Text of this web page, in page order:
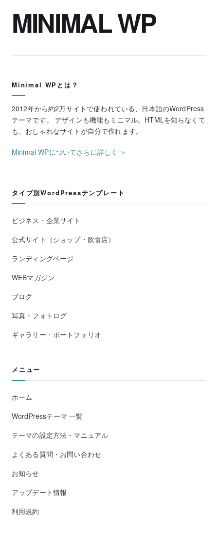
MINIMAL WP
Minimal WPとは？
2012年から約2万サイトで使われている、日本語のWordPress
テーマです。 デザインも機能もミニマル。HTMLを知らなくて
も、おしゃれなサイトが自分で作れます。
Minimal WPについてさらに詳しく ＞
タイプ別WordPressテンプレート
ビジネス・企業サイト
公式サイト（ショップ・飲食店）
ランディングページ
WEBマガジン
ブログ
写真・フォトログ
ギャラリー・ポートフォリオ
メニュー
ホーム
WordPressテーマ 一覧
テーマの設定方法・マニュアル
よくある質問・お問い合わせ
お知らせ
アップデート情報
利用規約